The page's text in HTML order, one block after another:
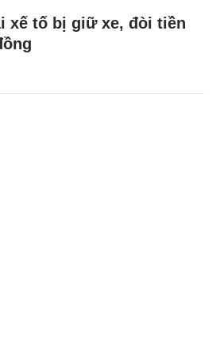
xế tố bị giữ xe, đòi tiền